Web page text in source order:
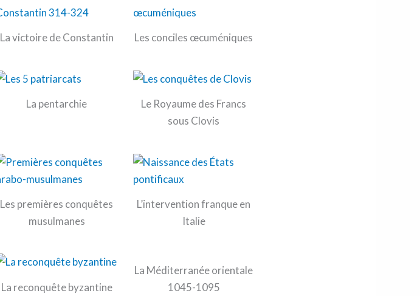
La victoire de Constantin Les conciles œcuméniques
La pentarchie
Le Royaume des Francs
sous Clovis
Les premières conquêtes
musulmanes
L’intervention franque en
Italie
La reconquête byzantine
La Méditerranée orientale
1045-1095